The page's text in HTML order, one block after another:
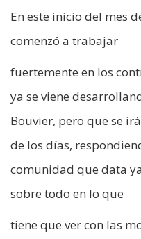
En este inicio del mes
comenzó a trabajar
fuertemente en los
ya se viene
Bouvier, pero que se
de los días,
comunidad que data
sobre todo en lo que
tiene que ver con las